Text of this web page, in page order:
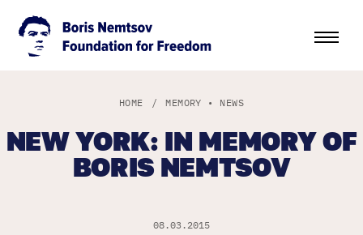
HOME / MEMORY • NEWS
NEW YORK: IN MEMORY OF
BORIS NEMTSOV
08.03.2015